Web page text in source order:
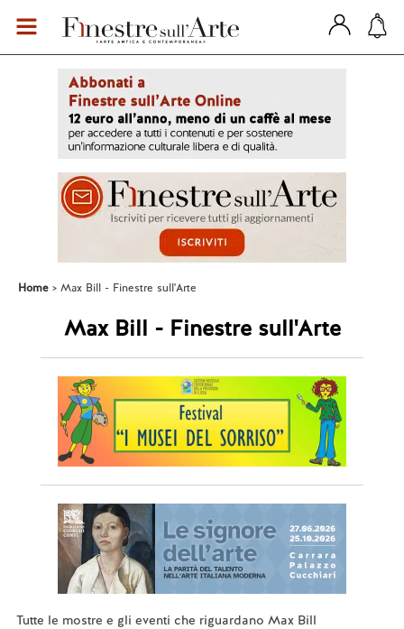
Home Max Bill - Finestre sull'Arte
Max Bill - Finestre sull'Arte
Tutte le mostre e gli eventi che riguardano Max Bill